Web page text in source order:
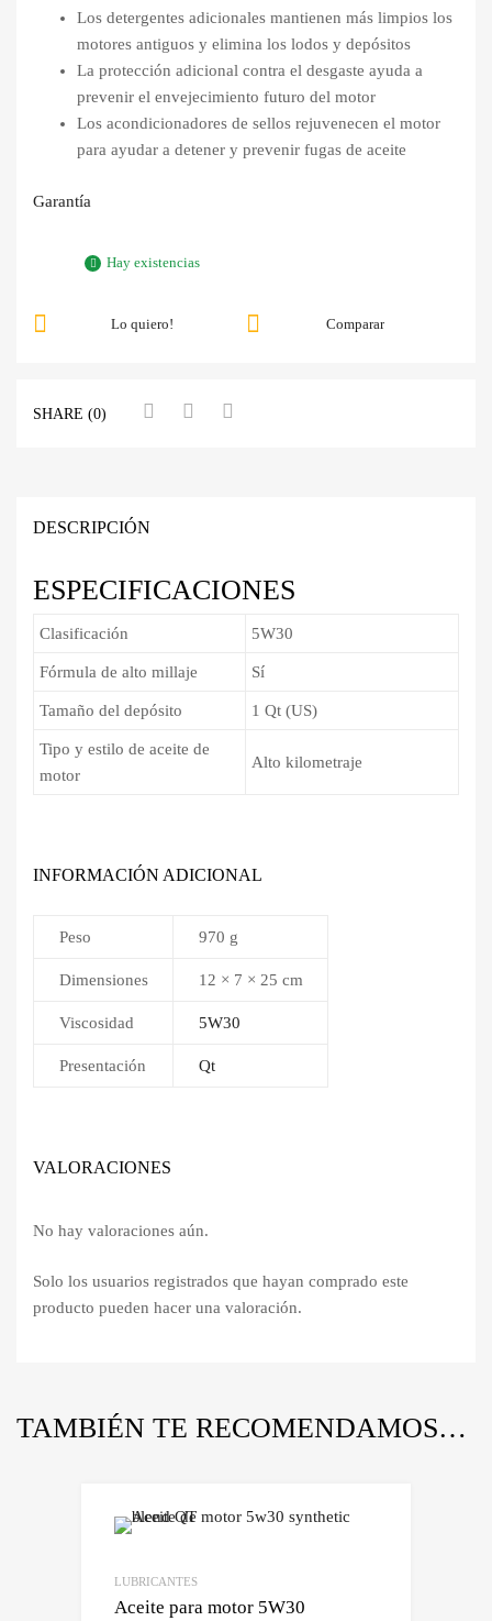
Los detergentes adicionales mantienen más limpios los
motores antiguos y elimina los lodos y depósitos
La protección adicional contra el desgaste ayuda a
prevenir el envejecimiento futuro del motor
Los acondicionadores de sellos rejuvenecen el motor
para ayudar a detener y prevenir fugas de aceite
Garantía
Hay existencias
Comparar
Lo quiero!
SHARE (0)
DESCRIPCIÓN
ESPECIFICACIONES
Clasificación 5W30
Fórmula de alto millaje Sí
Tamaño del depósito 1 Qt (US)
Tipo y estilo de aceite de
motor
Alto kilometraje
INFORMACIÓN ADICIONAL
Peso 970 g
Dimensiones 12 × 7 × 25 cm
Viscosidad 5W30
Presentación Qt
VALORACIONES
No hay valoraciones aún.
Solo los usuarios registrados que hayan comprado este
producto pueden hacer una valoración.
TAMBIÉN TE RECOMENDAMOS…
LUBRICANTES
Aceite para motor 5W30